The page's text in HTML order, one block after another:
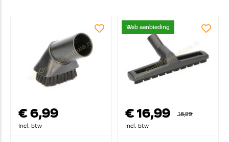
€ 6,99
Incl. btw
Web aanbieding
€ 16,99
18,99
Incl. btw